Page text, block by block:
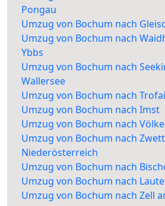
Pongau
Umzug von Bochum nach
Umzug von Bochum nach
Ybbs
Umzug von Bochum nach
Wallersee
Umzug von Bochum nach
Umzug von Bochum nach Imst
Umzug von Bochum nach
Umzug von Bochum nach
Niederösterreich
Umzug von Bochum nach
Umzug von Bochum nach
Umzug von Bochum nach Zell